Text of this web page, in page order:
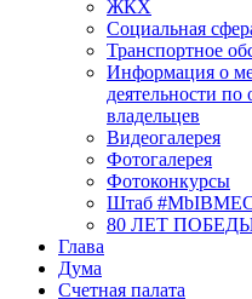
ЖКХ
Социальная
Транспортное
Информация о
деятельности
владельцев
Видеогалерея
Фотогалерея
Фотоконкурсы
Штаб
80 ЛЕТ
Глава
Дума
Счетная палата